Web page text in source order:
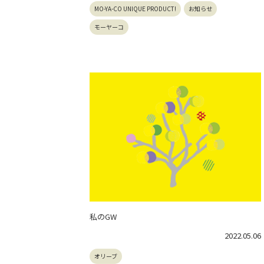
MO-YA-CO UNIQUE PRODUCT! お知らせ
モーヤーコ
私のGW
2022.05.06
オリーブ